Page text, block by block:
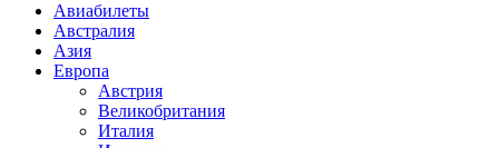
Авиабилеты
Австралия
Азия
Европа
Австрия
Великобритания
Италия